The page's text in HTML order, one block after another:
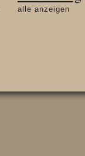
alle anzeigen